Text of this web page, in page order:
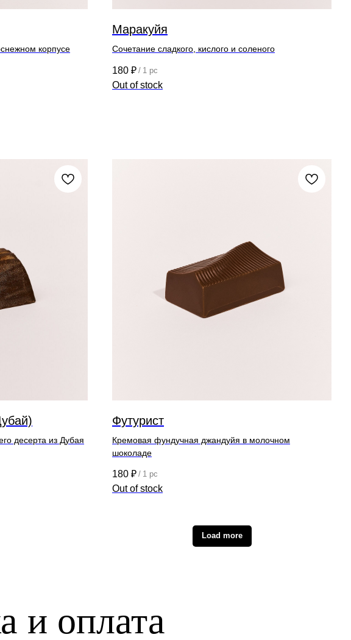
корпусе
Маракуйя
Сочетание сладкого, кислого и соленого
180 ₽ / 1 pc
Out of stock
десерта из Дубая
Футурист
Кремовая фундучная джандуйя в молочном
шоколаде
180 ₽ / 1 pc
Out of stock
Load more
и оплата